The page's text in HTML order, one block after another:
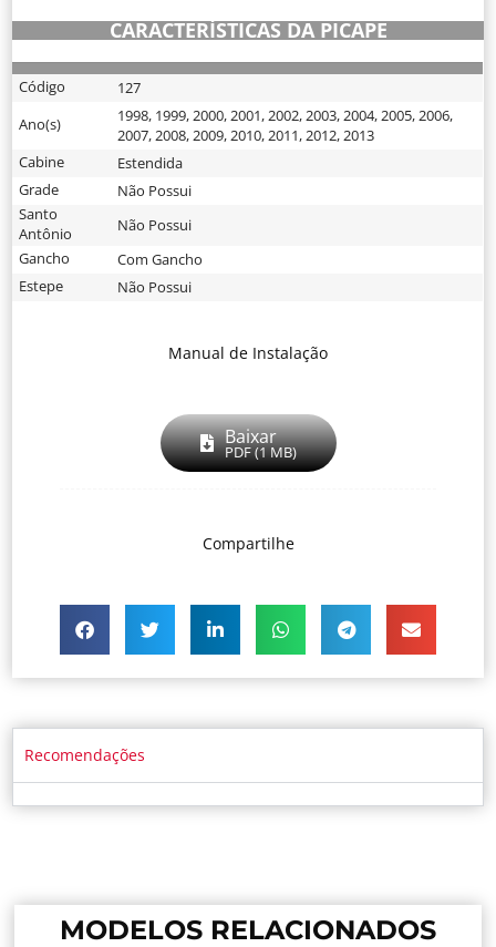
CARACTERÍSTICAS DA PICAPE
Código
127
Ano(s)
1998, 1999,2000,2001,2002,2003,2004,2005,2006,
2007,2008,2009,2010,2011,2012,2013
Cabine
Estendida
Grade
Não Possui
Santo
Antônio
Não Possui
Gancho
Com Gancho
Estepe
Não Possui
Manual de Instalação
Baixar
PDF (1 MB)
Compartilhe
Recomendações
MODELOS RELACIONADOS